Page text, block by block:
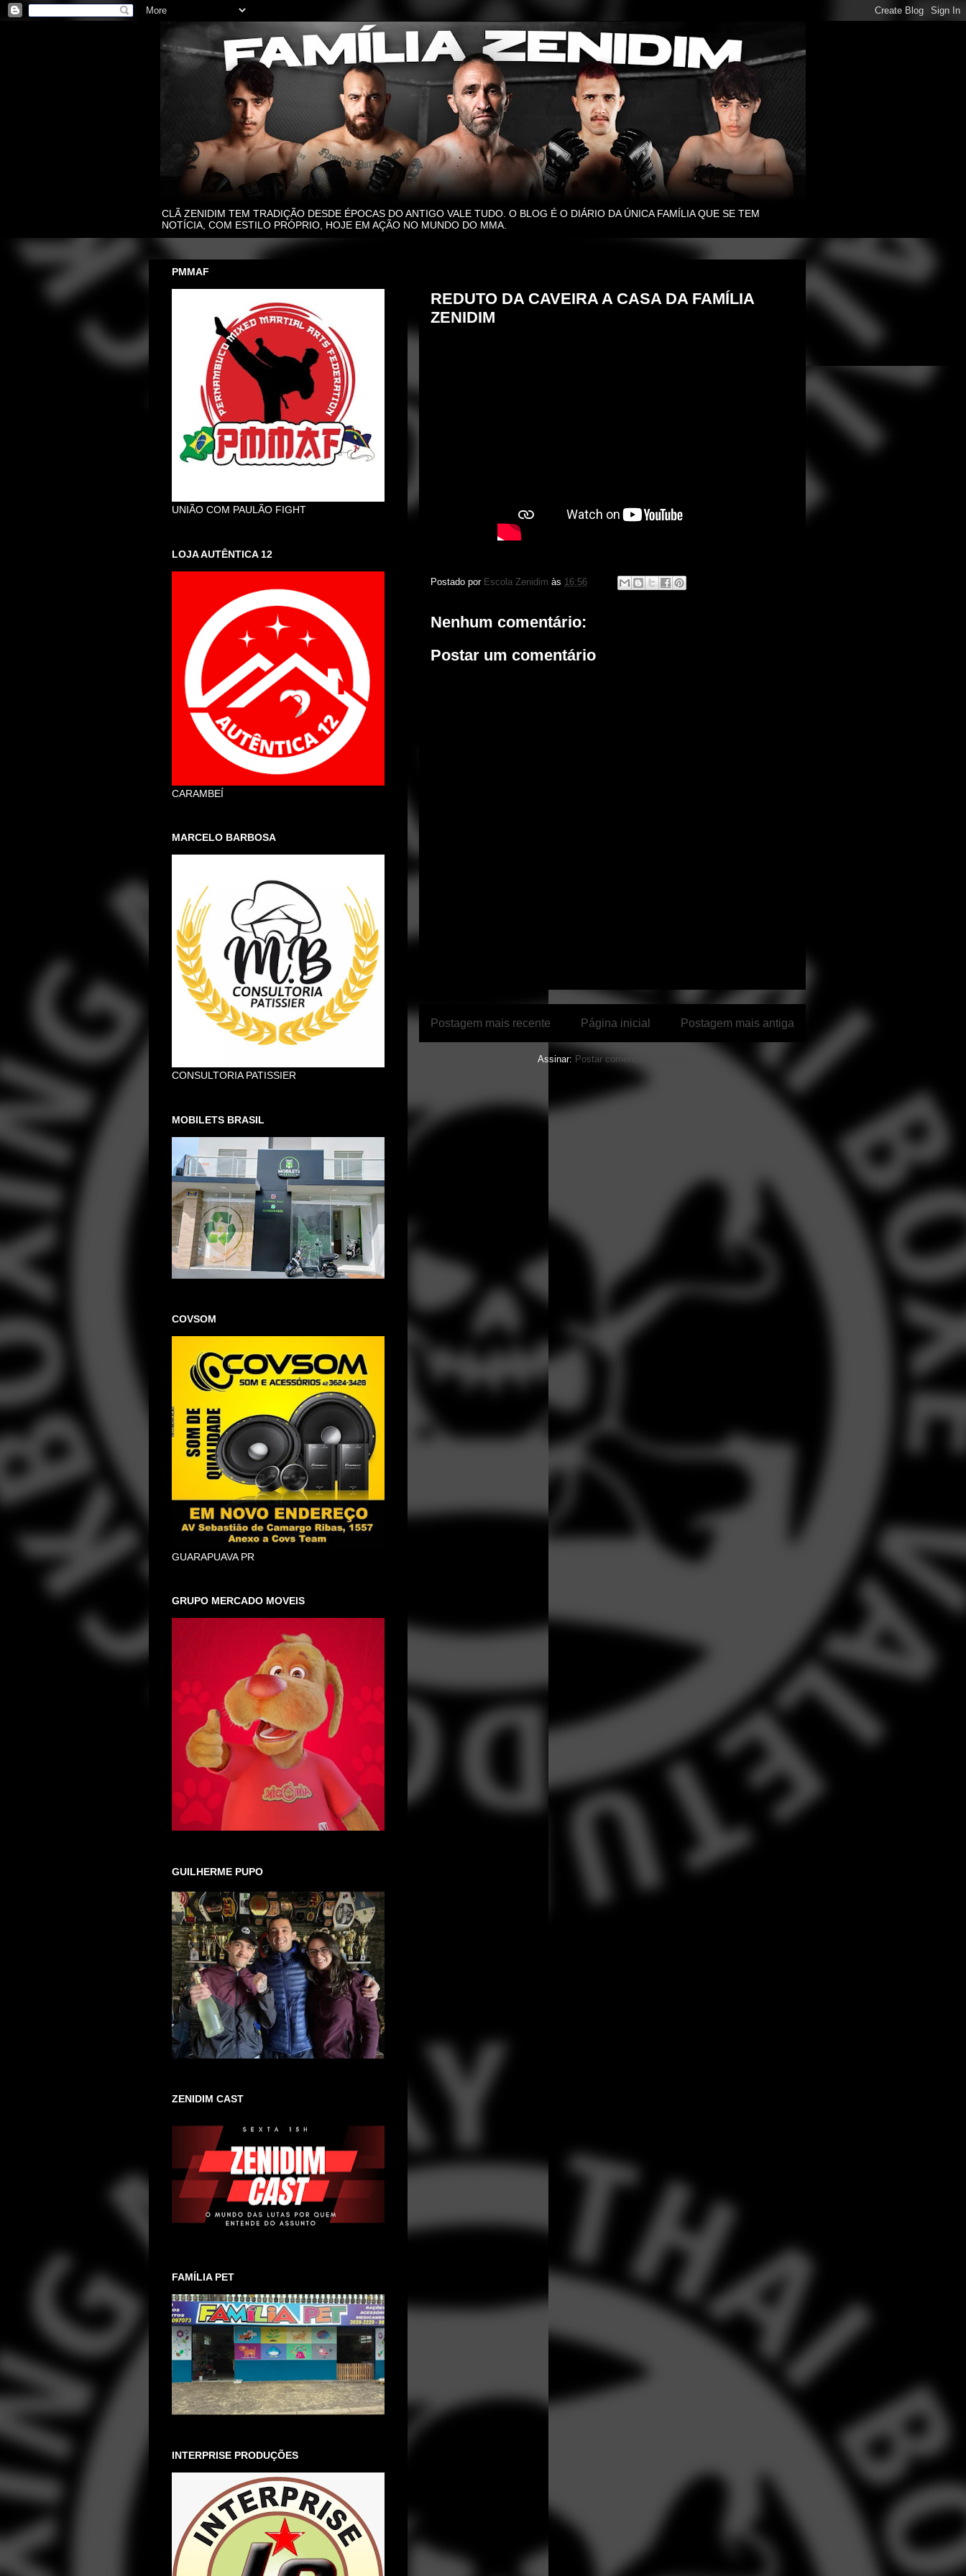
CLÃ ZENIDIM TEM TRADIÇÃO DESDE ÉPOCAS DO ANTIGO VALE TUDO. O BLOG É O DIÁRIO DA ÚNICA FAMÍLIA QUE SE TEM
NOTÍCIA, COM ESTILO PRÓPRIO, HOJE EM AÇÃO NO MUNDO DO MMA.
REDUTO DA CAVEIRA A CASA DA FAMÍLIA
ZENIDIM
Postado por Escola Zenidim às 16:56
Nenhum comentário:
Postar um comentário
Postagem mais recente Postagem mais antiga
Página inicial
Assinar: Postar comentários (Atom)
PMMAF
UNIÃO COM PAULÃO FIGHT
LOJA AUTÊNTICA 12
CARAMBEÍ
MARCELO BARBOSA
CONSULTORIA PATISSIER
MOBILETS BRASIL
COVSOM
GUARAPUAVA PR
GRUPO MERCADO MOVEIS
GUILHERME PUPO
ZENIDIM CAST
FAMÍLIA PET
INTERPRISE PRODUÇÕES